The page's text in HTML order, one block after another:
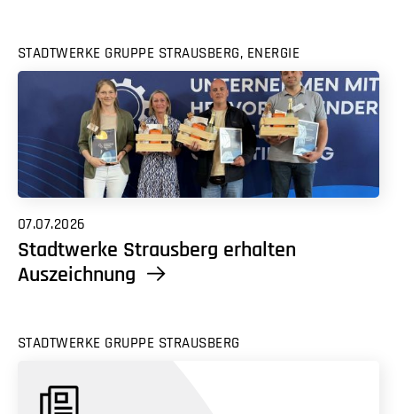
STADTWERKE GRUPPE STRAUSBERG, ENERGIE
07.07.2026
Stadtwerke Strausberg erhalten
Auszeichnung
STADTWERKE GRUPPE STRAUSBERG